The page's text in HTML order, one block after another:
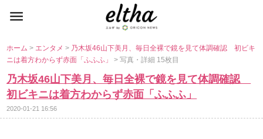
ホーム> エンタメ> 乃木坂46山下美月、毎日全裸で鏡を見て体調確認 初ビキ
ニは着方わからず赤面「ふふふ」> 写真・詳細 15枚目
乃木坂46山下美月、毎日全裸で鏡を見て体調確認
初ビキニは着方わからず赤面「ふふふ」
2020-01-21 16:56